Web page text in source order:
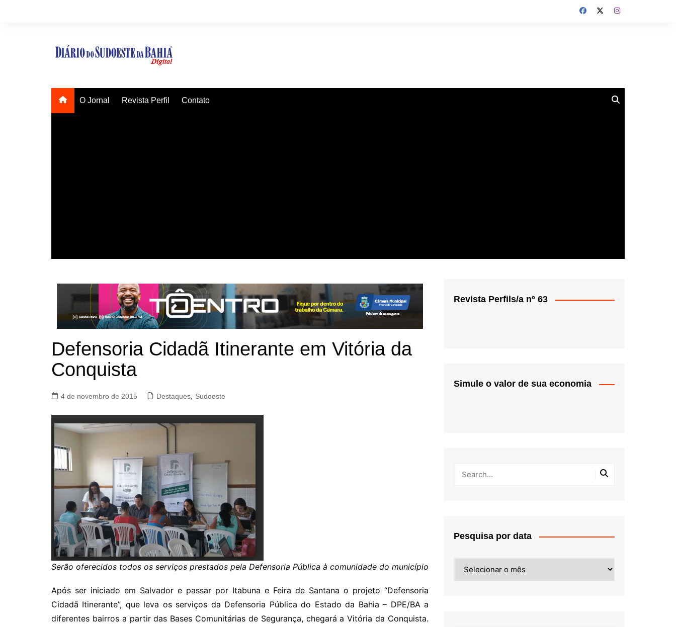
O Jornal Revista Perfil Contato
Defensoria Cidadã Itinerante em Vitória da
Conquista
4 de novembro de 2015 Destaques Sudoeste
Serão oferecidos todos os serviços prestados pela Defensoria Pública à comunidade do município
Após ser iniciado em Salvador e passar por Itabuna e Feira de Santana o projeto “Defensoria
Cidadã Itinerante”, que leva os serviços da Defensoria Pública do Estado da Bahia – DPE/BA a
diferentes bairros a partir das Bases Comunitárias de Segurança, chegará a Vitória da Conquista.
Revista Perfils/a nº 63
Simule o valor de sua economia
Pesquisa por data
por